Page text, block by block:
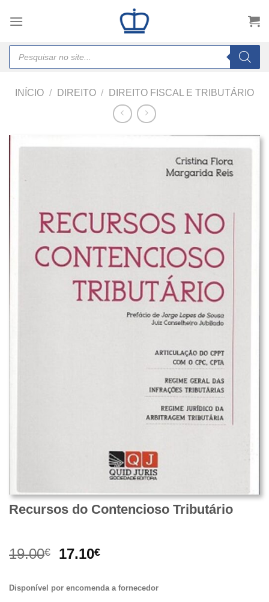
Products
search
INÍCIO / DIREITO / DIREITO FISCAL E TRIBUTÁRIO
Recursos do Contencioso Tributário
19.00€
O
original
17.10€O
atual
Disponível por encomenda a fornecedor